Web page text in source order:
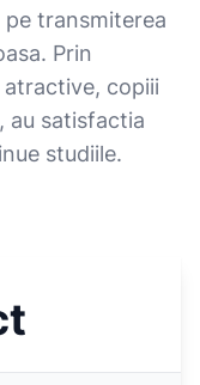
transmiterea
Prin
copiii
au satisfactia
studiile.